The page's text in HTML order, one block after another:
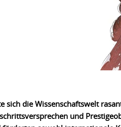
sich die Wissenschaftswelt
und